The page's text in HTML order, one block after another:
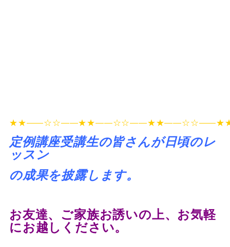
定例講座受講生の皆さんが日頃のレ
ッスン
の成果を披露します。
お友達、ご家族お誘いの上、 お気軽
にお越しください。